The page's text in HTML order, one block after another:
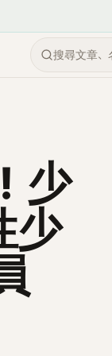
搜尋文章、
少
少